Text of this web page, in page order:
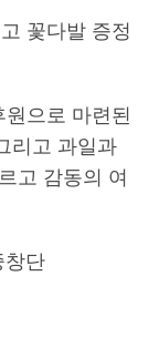
꽃다발 증정
으로 마련된
리고 과일과
고 감동의 여
창단